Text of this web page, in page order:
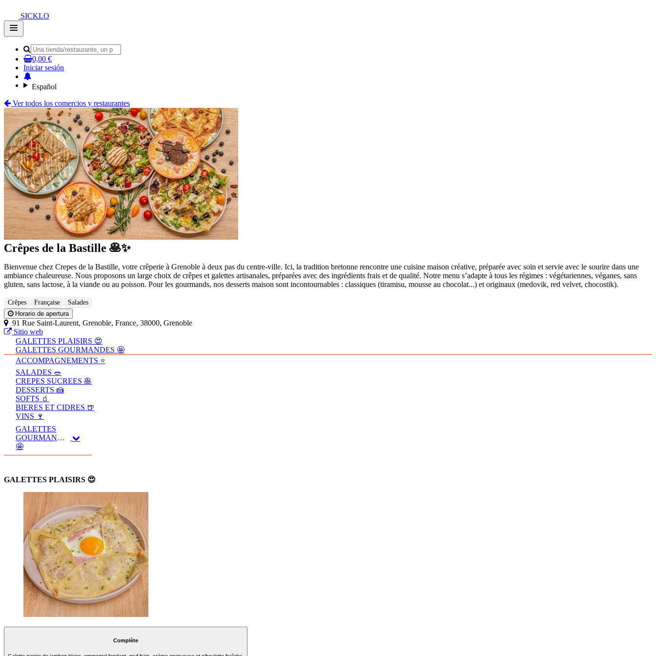
SICKLO
Open
main
0,00 €
Iniciar sesión
Español
Ver todos los comercios y restaurantes
Crêpes de la Bastille 🥞✨
Bienvenue chez Crepes de la Bastille, votre crêperie à Grenoble à deux pas du centre-ville. Ici, la tradition bretonne rencontre une cuisine maison créative, préparée avec soin et servie avec le sourire dans une
ambiance chaleureuse. Nous proposons un large choix de crêpes et galettes artisanales, préparées avec des ingrédients frais et de qualité. Notre menu s’adapte à tous les régimes : végétariennes, véganes, sans
gluten, sans lactose, à la viande ou au poisson. Pour les gourmands, nos desserts maison sont incontournables : classiques (tiramisu, mousse au chocolat...) et originaux (medovik, red velvet, chocostik).
Crêpes Française
Salades
Horario de apertura
91 Rue Saint-Laurent, Grenoble, France, 38000, Grenoble
Sitio web
GALETTES PLAISIRS 😍
GALETTES GOURMANDES 🤩
ACCOMPAGNEMENTS ⭐
SALADES 🥗
CREPES SUCREES 🥞
DESSERTS 🍰
SOFTS 🧃
BIERES ET CIDRES 🍺
VINS 🍷
GALETTES
GOURMANDES
🤩
GALETTES PLAISIRS 😍
Complète